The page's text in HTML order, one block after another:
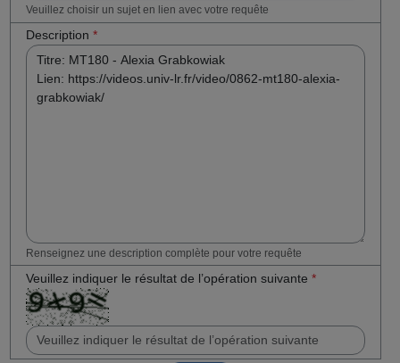
Veuillez choisir un sujet en lien avec votre requête
Description *
Renseignez une description complète pour votre requête
Veuillez indiquer le résultat de l’opération suivante *